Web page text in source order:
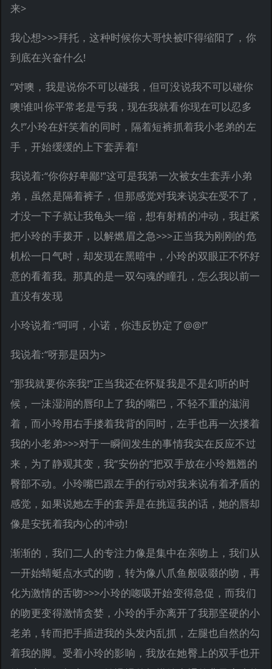
来>
我心想>>>拜托，这种时候你大哥快被吓得缩阳了，你
到底在兴奋什么!
“对噢，我是说你不可以碰我，但可没说我不可以碰你
噢!谁叫你平常老是亏我，现在我就看你现在可以忍多
久!”小玲在奸笑着的同时，隔着短裤抓着我小老弟的左
手，开始缓缓的上下套弄着!
我说着:“你你好卑鄙!”这可是我第一次被女生套弄小弟
弟，虽然是隔着裤子，但那感觉对我来说实在受不了，
才没一下子就让我龟头一缩，想有射精的冲动，我赶紧
把小玲的手拨开，以解燃眉之急>>>正当我为刚刚的危
机松一口气时，却发现在黑暗中，小玲的双眼正不怀好
意的看着我。那真的是一双勾魂的瞳孔，怎么我以前一
直没有发现
小玲说着:“呵呵，小诺，你违反协定了@@!”
我说着:“呀那是因为>
“那我就要你亲我!”正当我还在怀疑我是不是幻听的时
候，一沬湿润的唇印上了我的嘴巴，不轻不重的滋润
着，而小玲用右手搂着我背的同时，左手也再一次搂着
我的小老弟>>>对于一瞬间发生的事情我实在反应不过
来，为了静观其变，我“安份的”把双手放在小玲翘翘的
臀部不动。小玲嘴巴跟左手的行动对我来说有着矛盾的
感觉，如果说她左手的套弄是在挑逗我的话，她的唇却
像是安抚着我内心的冲动!
渐渐的，我们二人的专注力像是集中在亲吻上，我们从
一开始蜻蜓点水式的吻，转为像八爪鱼般吸啜的吻，再
化为激情的舌吻>>>小玲的唿吸开始变得急促，而我们
的吻更变得激情贪婪，小玲的手亦离开了我那坚硬的小
老弟，转而把手插进我的头发内乱抓，左腿也自然的勾
着我的脚。受着小玲的影响，我放在她臀上的双手也开